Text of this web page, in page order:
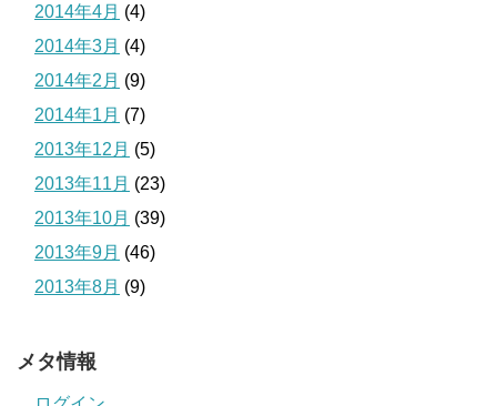
2014年4月 (4)
2014年3月 (4)
2014年2月 (9)
2014年1月 (7)
2013年12月 (5)
2013年11月 (23)
2013年10月 (39)
2013年9月 (46)
2013年8月 (9)
メタ情報